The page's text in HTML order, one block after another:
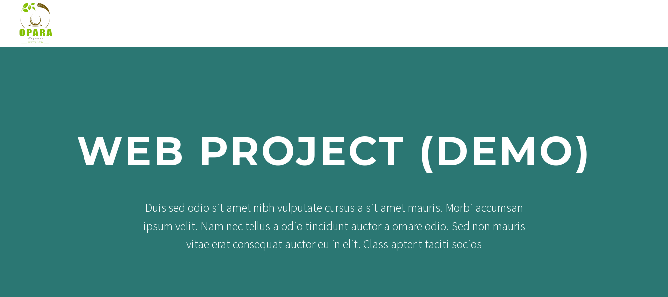
WEB PROJECT (DEMO)
Duis sed odio sit amet nibh vulputate cursus a sit amet mauris. Morbi accumsan
ipsum velit. Nam nec tellus a odio tincidunt auctor a ornare odio. Sed non mauris
vitae erat consequat auctor eu in elit. Class aptent taciti socios